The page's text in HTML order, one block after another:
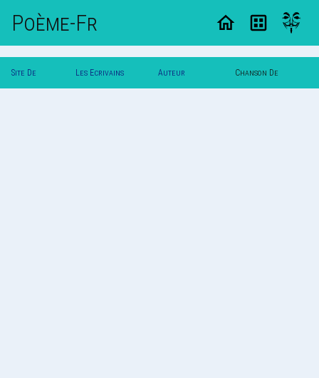
Poème-Fr
Site De Les Ecrivains Auteur Chanson De